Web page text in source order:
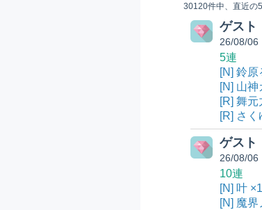
30120件中、直近の
ゲスト
26/08/06
5連
[N] 鈴原
[N] 山神
[R] 舞元
[R] さく
ゲスト
26/08/06
10連
[N] 叶 ×1
[N] 魔